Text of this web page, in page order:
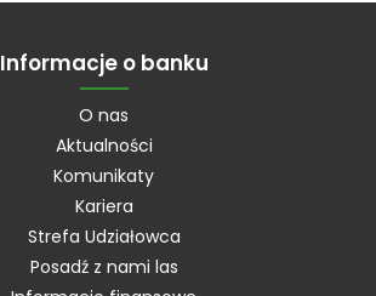
Informacje o banku
O nas
Aktualności
Komunikaty
Kariera
Strefa Udziałowca
Posadź z nami las